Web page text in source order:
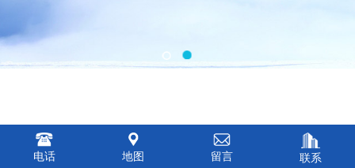
电话 地图 留言 联系